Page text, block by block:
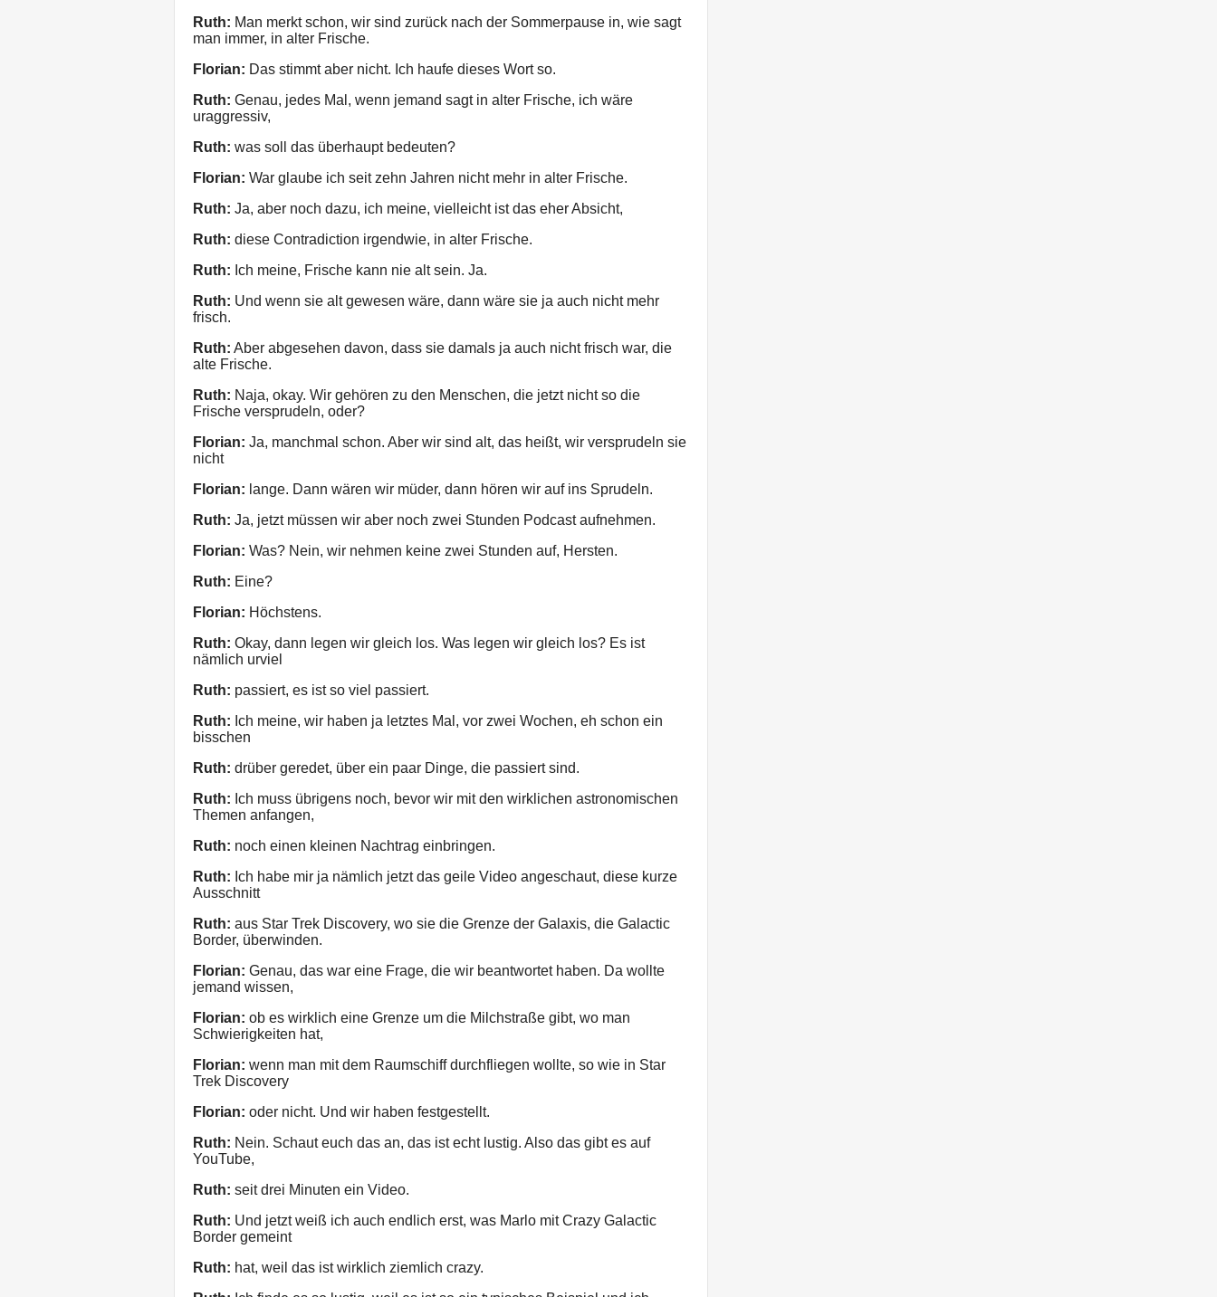
Ruth: Man merkt schon, wir sind zurück nach der Sommerpause in, wie sagt
man immer, in alter Frische.
Florian: Das stimmt aber nicht. Ich haufe dieses Wort so.
Ruth: Genau, jedes Mal, wenn jemand sagt in alter Frische, ich wäre
uraggressiv,
Ruth: was soll das überhaupt bedeuten?
Florian: War glaube ich seit zehn Jahren nicht mehr in alter Frische.
Ruth: Ja, aber noch dazu, ich meine, vielleicht ist das eher Absicht,
Ruth: diese Contradiction irgendwie, in alter Frische.
Ruth: Ich meine, Frische kann nie alt sein. Ja.
Ruth: Und wenn sie alt gewesen wäre, dann wäre sie ja auch nicht mehr
frisch.
Ruth: Aber abgesehen davon, dass sie damals ja auch nicht frisch war, die
alte Frische.
Ruth: Naja, okay. Wir gehören zu den Menschen, die jetzt nicht so die
Frische versprudeln, oder?
Florian: Ja, manchmal schon. Aber wir sind alt, das heißt, wir versprudeln sie
nicht
Florian: lange. Dann wären wir müder, dann hören wir auf ins Sprudeln.
Ruth: Ja, jetzt müssen wir aber noch zwei Stunden Podcast aufnehmen.
Florian: Was? Nein, wir nehmen keine zwei Stunden auf, Hersten.
Ruth: Eine?
Florian: Höchstens.
Ruth: Okay, dann legen wir gleich los. Was legen wir gleich los? Es ist
nämlich urviel
Ruth: passiert, es ist so viel passiert.
Ruth: Ich meine, wir haben ja letztes Mal, vor zwei Wochen, eh schon ein
bisschen
Ruth: drüber geredet, über ein paar Dinge, die passiert sind.
Ruth: Ich muss übrigens noch, bevor wir mit den wirklichen astronomischen
Themen anfangen,
Ruth: noch einen kleinen Nachtrag einbringen.
Ruth: Ich habe mir ja nämlich jetzt das geile Video angeschaut, diese kurze
Ausschnitt
Ruth: aus Star Trek Discovery, wo sie die Grenze der Galaxis, die Galactic
Border, überwinden.
Florian: Genau, das war eine Frage, die wir beantwortet haben. Da wollte
jemand wissen,
Florian: ob es wirklich eine Grenze um die Milchstraße gibt, wo man
Schwierigkeiten hat,
Florian: wenn man mit dem Raumschiff durchfliegen wollte, so wie in Star
Trek Discovery
Florian: oder nicht. Und wir haben festgestellt.
Ruth: Nein. Schaut euch das an, das ist echt lustig. Also das gibt es auf
YouTube,
Ruth: seit drei Minuten ein Video.
Ruth: Und jetzt weiß ich auch endlich erst, was Marlo mit Crazy Galactic
Border gemeint
Ruth: hat, weil das ist wirklich ziemlich crazy.